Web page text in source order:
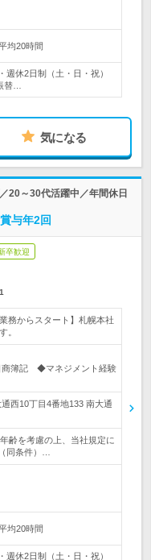
均20時間
週休2日制（土・日・祝）
替…
気になる
20～30代活躍中／年間休日
与年2回
卒歓迎
務からスタート】札幌本社
。
商簿記 ◆マネジメント経験
西10丁目4番地133 南大通
齢を考慮の上、当社規定に
同条件）…
均20時間
週休2日制（土・日・祝）